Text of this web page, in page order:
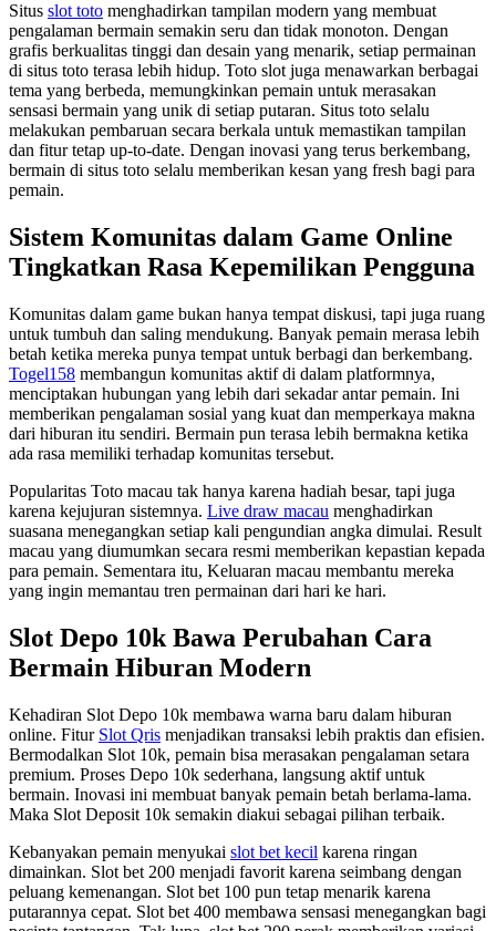
Situs slot toto menghadirkan tampilan modern yang membuat
pengalaman bermain semakin seru dan tidak monoton. Dengan
grafis berkualitas tinggi dan desain yang menarik, setiap permainan
di situs toto terasa lebih hidup. Toto slot juga menawarkan berbagai
tema yang berbeda, memungkinkan pemain untuk merasakan
sensasi bermain yang unik di setiap putaran. Situs toto selalu
melakukan pembaruan secara berkala untuk memastikan tampilan
dan fitur tetap up-to-date. Dengan inovasi yang terus berkembang,
bermain di situs toto selalu memberikan kesan yang fresh bagi para
pemain.
Sistem Komunitas dalam Game Online
Tingkatkan Rasa Kepemilikan Pengguna
Komunitas dalam game bukan hanya tempat diskusi, tapi juga ruang
untuk tumbuh dan saling mendukung. Banyak pemain merasa lebih
betah ketika mereka punya tempat untuk berbagi dan berkembang.
Togel158 membangun komunitas aktif di dalam platformnya,
menciptakan hubungan yang lebih dari sekadar antar pemain. Ini
memberikan pengalaman sosial yang kuat dan memperkaya makna
dari hiburan itu sendiri. Bermain pun terasa lebih bermakna ketika
ada rasa memiliki terhadap komunitas tersebut.
Popularitas Toto macau tak hanya karena hadiah besar, tapi juga
karena kejujuran sistemnya. Live draw macau menghadirkan
suasana menegangkan setiap kali pengundian angka dimulai. Result
macau yang diumumkan secara resmi memberikan kepastian kepada
para pemain. Sementara itu, Keluaran macau membantu mereka
yang ingin memantau tren permainan dari hari ke hari.
Slot Depo 10k Bawa Perubahan Cara
Bermain Hiburan Modern
Kehadiran Slot Depo 10k membawa warna baru dalam hiburan
online. Fitur Slot Qris menjadikan transaksi lebih praktis dan efisien.
Bermodalkan Slot 10k, pemain bisa merasakan pengalaman setara
premium. Proses Depo 10k sederhana, langsung aktif untuk
bermain. Inovasi ini membuat banyak pemain betah berlama-lama.
Maka Slot Deposit 10k semakin diakui sebagai pilihan terbaik.
Kebanyakan pemain menyukai slot bet kecil karena ringan
dimainkan. Slot bet 200 menjadi favorit karena seimbang dengan
peluang kemenangan. Slot bet 100 pun tetap menarik karena
putarannya cepat. Slot bet 400 membawa sensasi menegangkan bagi